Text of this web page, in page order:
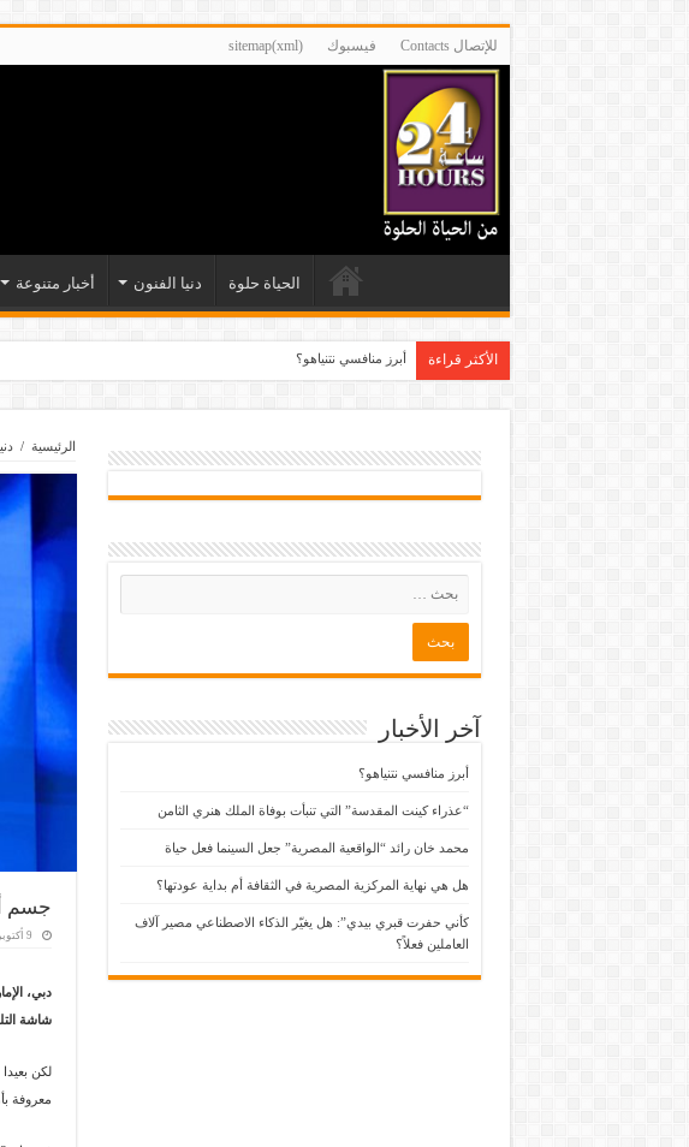
للإتصال Contacts فيسبوك sitemap(xml)
الحياة حلوة دنيا الفنون أخبار متنوعة
الأكثر قراءة أبرز منافسي نتنياهو؟
الرئيسية /
جسم
9 أكتوبر، 2024
شاشة
لكن
معروفة
آخر الأخبار
أبرز منافسي نتنياهو؟
“عذراء كينت المقدسة” التي تنبأت بوفاة الملك هنري الثامن
محمد خان رائد “الواقعية المصرية” جعل السينما فعل حياة
هل هي نهاية المركزية المصرية في الثقافة أم بداية عودتها؟
كأني حفرت قبري بيدي”: هل يغيّر الذكاء الاصطناعي مصير آلاف
العاملين فعلاً؟